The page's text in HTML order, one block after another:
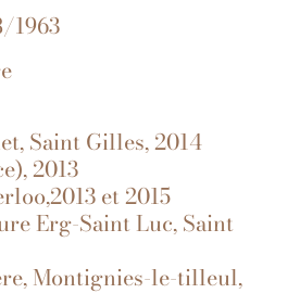
1963
Saint Gilles, 2014
2013
et 2015
Erg-Saint Luc, Saint
Montignies-le-tilleul,